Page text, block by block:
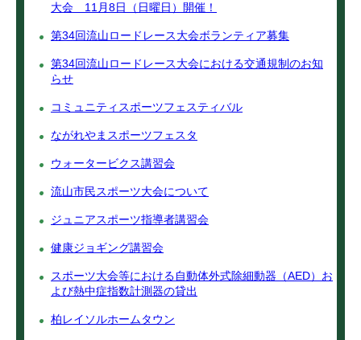
大会 11月8日（日曜日）開催！
第34回流山ロードレース大会ボランティア募集
第34回流山ロードレース大会における交通規制のお知
らせ
コミュニティスポーツフェスティバル
ながれやまスポーツフェスタ
ウォータービクス講習会
流山市民スポーツ大会について
ジュニアスポーツ指導者講習会
健康ジョギング講習会
スポーツ大会等における自動体外式除細動器（AED）お
よび熱中症指数計測器の貸出
柏レイソルホームタウン